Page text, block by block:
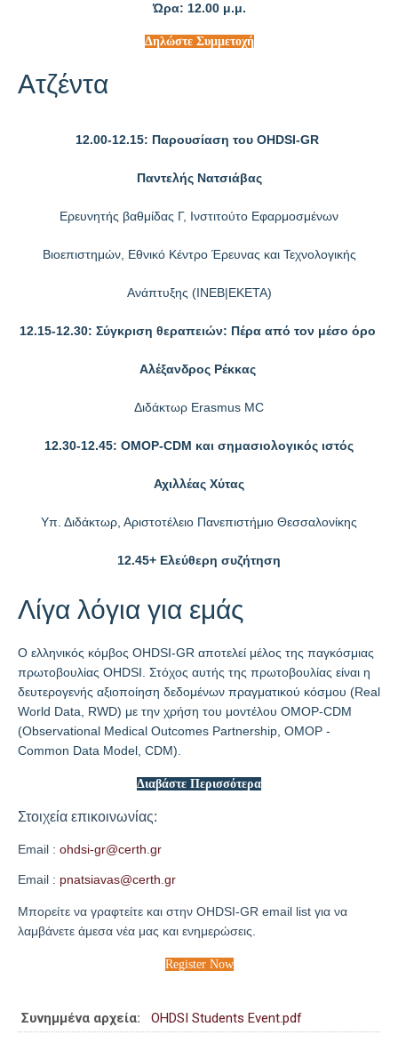
Ώρα: 12.00 μ.μ.
Δηλώστε Συμμετοχή
Ατζέντα
12.00-12.15: Παρουσίαση του OHDSI-GR
Παντελής Νατσιάβας
Ερευνητής βαθμίδας Γ, Ινστιτούτο Εφαρμοσμένων
Βιοεπιστημών, Εθνικό Κέντρο Έρευνας και Τεχνολογικής
Ανάπτυξης (ΙΝΕΒ|ΕΚΕΤΑ)
12.15-12.30: Σύγκριση θεραπειών: Πέρα από τον μέσο όρο
Αλέξανδρος Ρέκκας
Διδάκτωρ Erasmus MC
12.30-12.45: OMOP-CDM και σημασιολογικός ιστός
Αχιλλέας Χύτας
Υπ. Διδάκτωρ, Αριστοτέλειο Πανεπιστήμιο Θεσσαλονίκης
12.45+ Ελεύθερη συζήτηση
Λίγα λόγια για εμάς
O ελληνικός κόμβος OHDSI-GR αποτελεί μέλος της παγκόσμιας
πρωτοβουλίας OHDSI. Στόχος αυτής της πρωτοβουλίας είναι η
δευτερογενής αξιοποίηση δεδομένων πραγματικού κόσμου (Real
World Data, RWD) με την χρήση του μοντέλου OMOP-CDM
(Observational Medical Outcomes Partnership, OMOP -
Common Data Model, CDM).
Διαβάστε Περισσότερα
Στοιχεία επικοινωνίας:
Email :
Email :
Mπορείτε να γραφτείτε και στην OHDSI-GR email list για να
λαμβάνετε άμεσα νέα μας και ενημερώσεις.
Register Now
Συνημμένα αρχεία: OHDSI Students Event.pdf